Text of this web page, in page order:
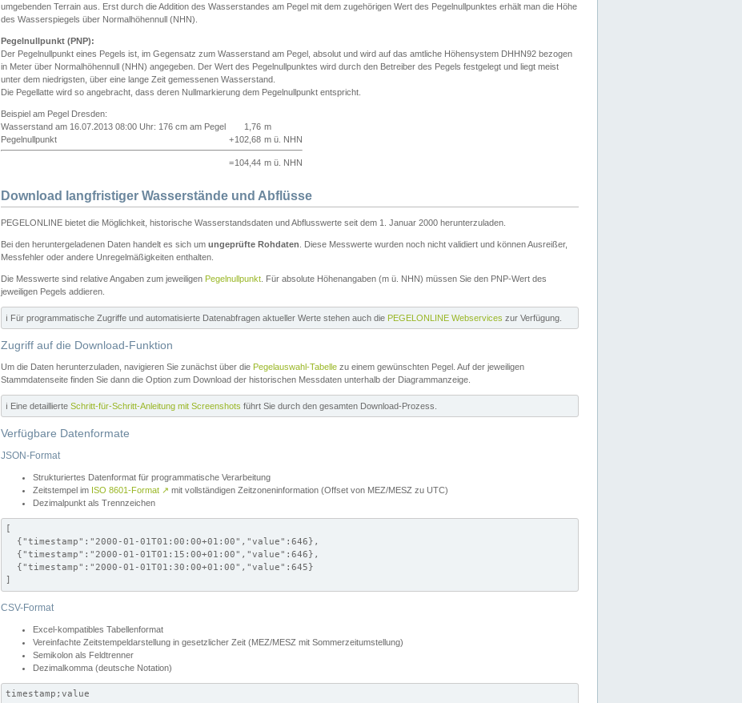
umgebenden Terrain aus. Erst durch die Addition des Wasserstandes am Pegel mit dem zugehörigen Wert des Pegelnullpunktes erhält man die Höhe
des Wasserspiegels über Normalhöhennull (NHN).
Pegelnullpunkt (PNP):
Der Pegelnullpunkt eines Pegels ist, im Gegensatz zum Wasserstand am Pegel, absolut und wird auf das amtliche Höhensystem DHHN92 bezogen
in Meter über Normalhöhennull (NHN) angegeben. Der Wert des Pegelnullpunktes wird durch den Betreiber des Pegels festgelegt und liegt meist
unter dem niedrigsten, über eine lange Zeit gemessenen Wasserstand.
Die Pegellatte wird so angebracht, dass deren Nullmarkierung dem Pegelnullpunkt entspricht.
Beispiel am Pegel Dresden:
Wasserstand am 16.07.2013 08:00 Uhr: 176 cm am Pegel
1,76 m
Pegelnullpunkt
+102,68 m ü. NHN
=104,44 m ü. NHN
Download langfristiger Wasserstände und Abflüsse
PEGELONLINE bietet die Möglichkeit, historische Wasserstandsdaten und Abflusswerte seit dem 1. Januar 2000 herunterzuladen.
Bei den heruntergeladenen Daten handelt es sich um ungeprüfte Rohdaten . Diese Messwerte wurden noch nicht validiert und können Ausreißer,
Messfehler oder andere Unregelmäßigkeiten enthalten.
Die Messwerte sind relative Angaben zum jeweiligen Pegelnullpunkt . Für absolute Höhenangaben (m ü. NHN) müssen Sie den PNP-Wert des
jeweiligen Pegels addieren.
ℹ️ Für programmatische Zugriffe und automatisierte Datenabfragen aktueller Werte stehen auch die PEGELONLINE Webservices zur Verfügung.
Zugriff auf die Download-Funktion
Um die Daten herunterzuladen, navigieren Sie zunächst über die Pegelauswahl-Tabelle zu einem gewünschten Pegel. Auf der jeweiligen
Stammdatenseite finden Sie dann die Option zum Download der historischen Messdaten unterhalb der Diagrammanzeige.
ℹ️ Eine detaillierte Schritt-für-Schritt-Anleitung mit Screenshots führt Sie durch den gesamten Download-Prozess.
Verfügbare Datenformate
JSON-Format
Strukturiertes Datenformat für programmatische Verarbeitung
Zeitstempel im ISO 8601-Format ↗ mit vollständigen Zeitzoneninformation (Offset von MEZ/MESZ zu UTC)
Dezimalpunkt als Trennzeichen
[
  {"timestamp":"2000-01-01T01:00:00+01:00","value":646},
  {"timestamp":"2000-01-01T01:15:00+01:00","value":646},
  {"timestamp":"2000-01-01T01:30:00+01:00","value":645}
]
CSV-Format
Excel-kompatibles Tabellenformat
Vereinfachte Zeitstempeldarstellung in gesetzlicher Zeit (MEZ/MESZ mit Sommerzeitumstellung)
Semikolon als Feldtrenner
Dezimalkomma (deutsche Notation)
timestamp;value